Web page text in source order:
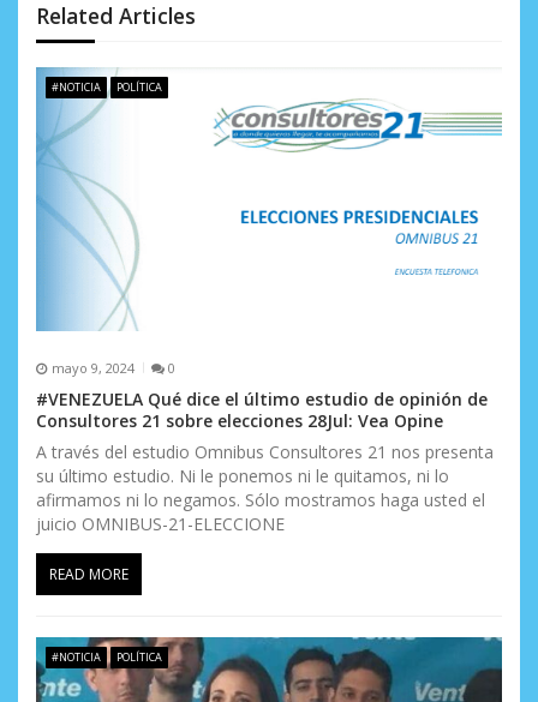
e
e
t
r
a
s
Related Articles
#NOTICIA POLÍTICA
mayo 9, 2024 0
#VENEZUELA Qué dice el último estudio de opinión de
Consultores 21 sobre elecciones 28Jul: Vea Opine
A través del estudio Omnibus Consultores 21 nos presenta
su último estudio. Ni le ponemos ni le quitamos, ni lo
afirmamos ni lo negamos. Sólo mostramos haga usted el
juicio OMNIBUS-21-ELECCIONE
READ MORE
#NOTICIA POLÍTICA